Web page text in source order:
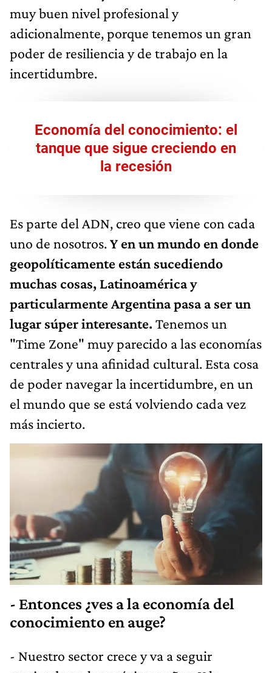
muy buen nivel profesional y
adicionalmente, porque tenemos un gran
poder de resiliencia y de trabajo en la
incertidumbre.
Economía del conocimiento: el
tanque que sigue creciendo en
la recesión
Es parte del ADN, creo que viene con cada
uno de nosotros.Y en un mundo en donde
geopolíticamente están sucediendo
muchas cosas, Latinoamérica y
particularmente Argentina pasa a ser un
lugar súper interesante. Tenemos un
"Time Zone" muy parecido a las economías
centrales y una afinidad cultural. Esta cosa
de poder navegar la incertidumbre, en un
el mundo que se está volviendo cada vez
más incierto.
- Entonces ¿ves a la economía del
conocimiento en auge?
- Nuestro sector crece y va a seguir